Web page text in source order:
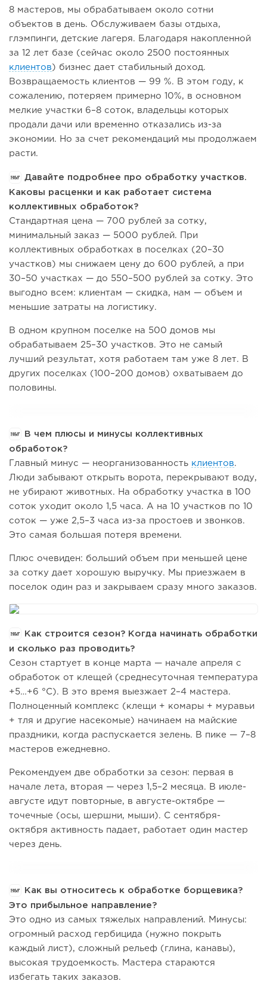
8 мастеров, мы обрабатываем около сотни
объектов в день. Обслуживаем базы отдыха,
глэмпинги, детские лагеря. Благодаря накопленной
за 12 лет базе (сейчас около 2500 постоянных
клиентов) бизнес дает стабильный доход.
Возвращаемость клиентов — 99 %. В этом году, к
сожалению, потеряем примерно 10%, в основном
мелкие участки 6–8 соток, владельцы которых
продали дачи или временно отказались из-за
экономии. Но за счет рекомендаций мы продолжаем
расти.
Давайте подробнее про обработку участков.
Каковы расценки и как работает система
коллективных обработок?
Стандартная цена — 700 рублей за сотку,
минимальный заказ — 5000 рублей. При
коллективных обработках в поселках (20–30
участков) мы снижаем цену до 600 рублей, а при
30–50 участках — до 550–500 рублей за сотку. Это
выгодно всем: клиентам — скидка, нам — объем и
меньшие затраты на логистику.
В одном крупном поселке на 500 домов мы
обрабатываем 25–30 участков. Это не самый
лучший результат, хотя работаем там уже 8 лет. В
других поселках (100–200 домов) охватываем до
половины.
В чем плюсы и минусы коллективных
обработок?
Главный минус — неорганизованность клиентов.
Люди забывают открыть ворота, перекрывают воду,
не убирают животных. На обработку участка в 100
соток уходит около 1,5 часа. А на 10 участков по 10
соток — уже 2,5–3 часа из-за простоев и звонков.
Это самая большая потеря времени.
Плюс очевиден: больший объем при меньшей цене
за сотку дает хорошую выручку. Мы приезжаем в
поселок один раз и закрываем сразу много заказов.
Как строится сезон? Когда начинать обработки
и сколько раз проводить?
Сезон стартует в конце марта — начале апреля с
обработок от клещей (среднесуточная температура
+5…+6 °C). В это время выезжает 2–4 мастера.
Полноценный комплекс (клещи + комары + муравьи
+ тля и другие насекомые) начинаем на майские
праздники, когда распускается зелень. В пике — 7–8
мастеров ежедневно.
Рекомендуем две обработки за сезон: первая в
начале лета, вторая — через 1,5–2 месяца. В июле-
августе идут повторные, в августе-октябре —
точечные (осы, шершни, мыши). С сентября-
октября активность падает, работает один мастер
через день.
Как вы относитесь к обработке борщевика?
Это прибыльное направление?
Это одно из самых тяжелых направлений. Минусы:
огромный расход гербицида (нужно покрыть
каждый лист), сложный рельеф (глина, канавы),
высокая трудоемкость. Мастера стараются
избегать таких заказов.